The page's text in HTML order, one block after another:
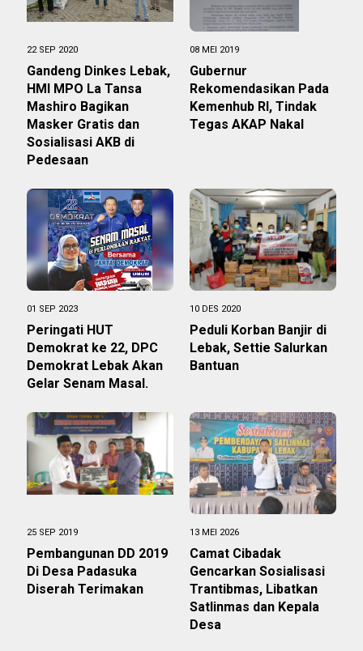
22 SEP 2020
Gandeng Dinkes Lebak,
HMI MPO La Tansa
Mashiro Bagikan
Masker Gratis dan
Sosialisasi AKB di
Pedesaan
08 MEI 2019
Gubernur
Rekomendasikan Pada
Kemenhub RI, Tindak
Tegas AKAP Nakal
01 SEP 2023
Peringati HUT
Demokrat ke 22, DPC
Demokrat Lebak Akan
Gelar Senam Masal.
10 DES 2020
Peduli Korban Banjir di
Lebak, Settie Salurkan
Bantuan
25 SEP 2019
Pembangunan DD 2019
Di Desa Padasuka
Diserah Terimakan
13 MEI 2026
Camat Cibadak
Gencarkan Sosialisasi
Trantibmas, Libatkan
Satlinmas dan Kepala
Desa